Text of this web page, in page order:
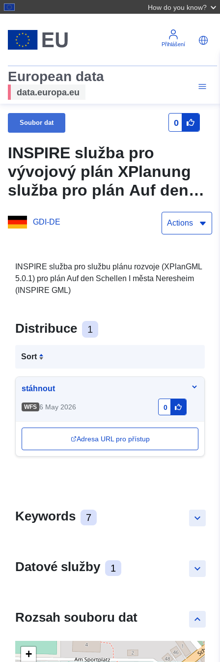
How do you know?
Přihlášení
European data
data.europa.eu
Soubor dat 0
INSPIRE služba pro
vývojový plán XPlanung
služba pro plán Auf den
Schellen I (XPlanGML
5.0.1) (INSPIRE GML)
GDI-DE Actions
INSPIRE služba pro službu plánu rozvoje (XPlanGML
5.0.1) pro plán Auf den Schellen I města Neresheim
(INSPIRE GML)
Distribuce 1
Sort
stáhnout
WFS 6 May 2026 0
Adresa URL pro přístup
keyboard_arrow_down
Keywords 7
keyboard_arrow_down
Datové služby 1
keyboard_arrow_up
Rozsah souboru dat
+